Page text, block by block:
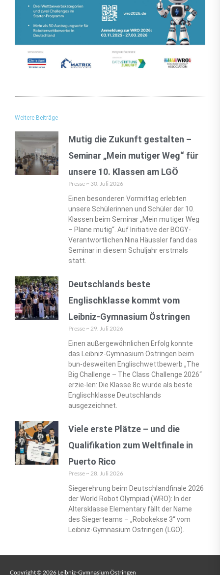
Weitere Beiträge
Mutig die Zukunft gestalten –
Seminar „Mein mutiger Weg“ für
unsere 10. Klassen am LGÖ
Presse 30. Juli 2026
Einen besonderen Vormittag erlebten
unsere Schülerinnen und Schüler der 10.
Klassen beim Seminar „Mein mutiger Weg
– Plane mutig“. Auf Initiative der BOGY-
Verantwortlichen Nina Häussler fand das
Seminar in diesem Schuljahr erstmals
statt.
Deutschlands beste
Englischklasse kommt vom
Leibniz-Gymnasium Östringen
Presse 29. Juli 2026
Einen außergewöhnlichen Erfolg konnte
das Leibniz-Gymnasium Östringen beim
bun-desweiten Englischwettbewerb „The
Big Challenge – The Class Challenge 2026“
erzie-len: Die Klasse 8c wurde als beste
Englischklasse Deutschlands
ausgezeichnet.
Viele erste Plätze – und die
Qualifikation zum Weltfinale in
Puerto Rico
Presse 28. Juli 2026
Siegerehrung beim Deutschlandfinale 2026
der World Robot Olympiad (WRO): In der
Altersklasse Elementary fällt der Name
des Siegerteams – „Robokekse 3“ vom
Leibniz‑Gymnasium Östringen (LGÖ).
Copyright © 2026 Leibniz-Gymnasium Östringen